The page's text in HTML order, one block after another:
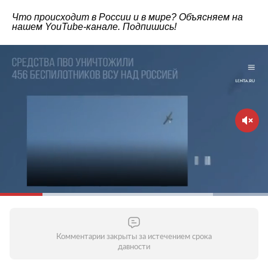
Что происходит в России и в мире? Объясняем на
нашем YouTube-канале. Подпишись!
Комментарии закрыты за истечением срока
давности